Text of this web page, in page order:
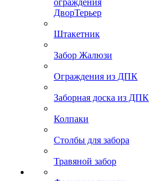
ограждения
ДворТерьер
Штакетник
Забор Жалюзи
Ограждения из ДПК
Заборная доска из ДПК
Колпаки
Столбы для забора
Травяной забор